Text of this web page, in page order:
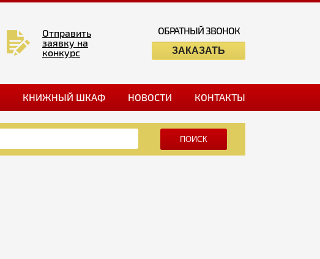
Отправить
заявку на
конкурс
ОБРАТНЫЙ ЗВОНОК
ЗАКАЗАТЬ
КНИЖНЫЙ ШКАФ НОВОСТИ КОНТАКТЫ
ПОИСК